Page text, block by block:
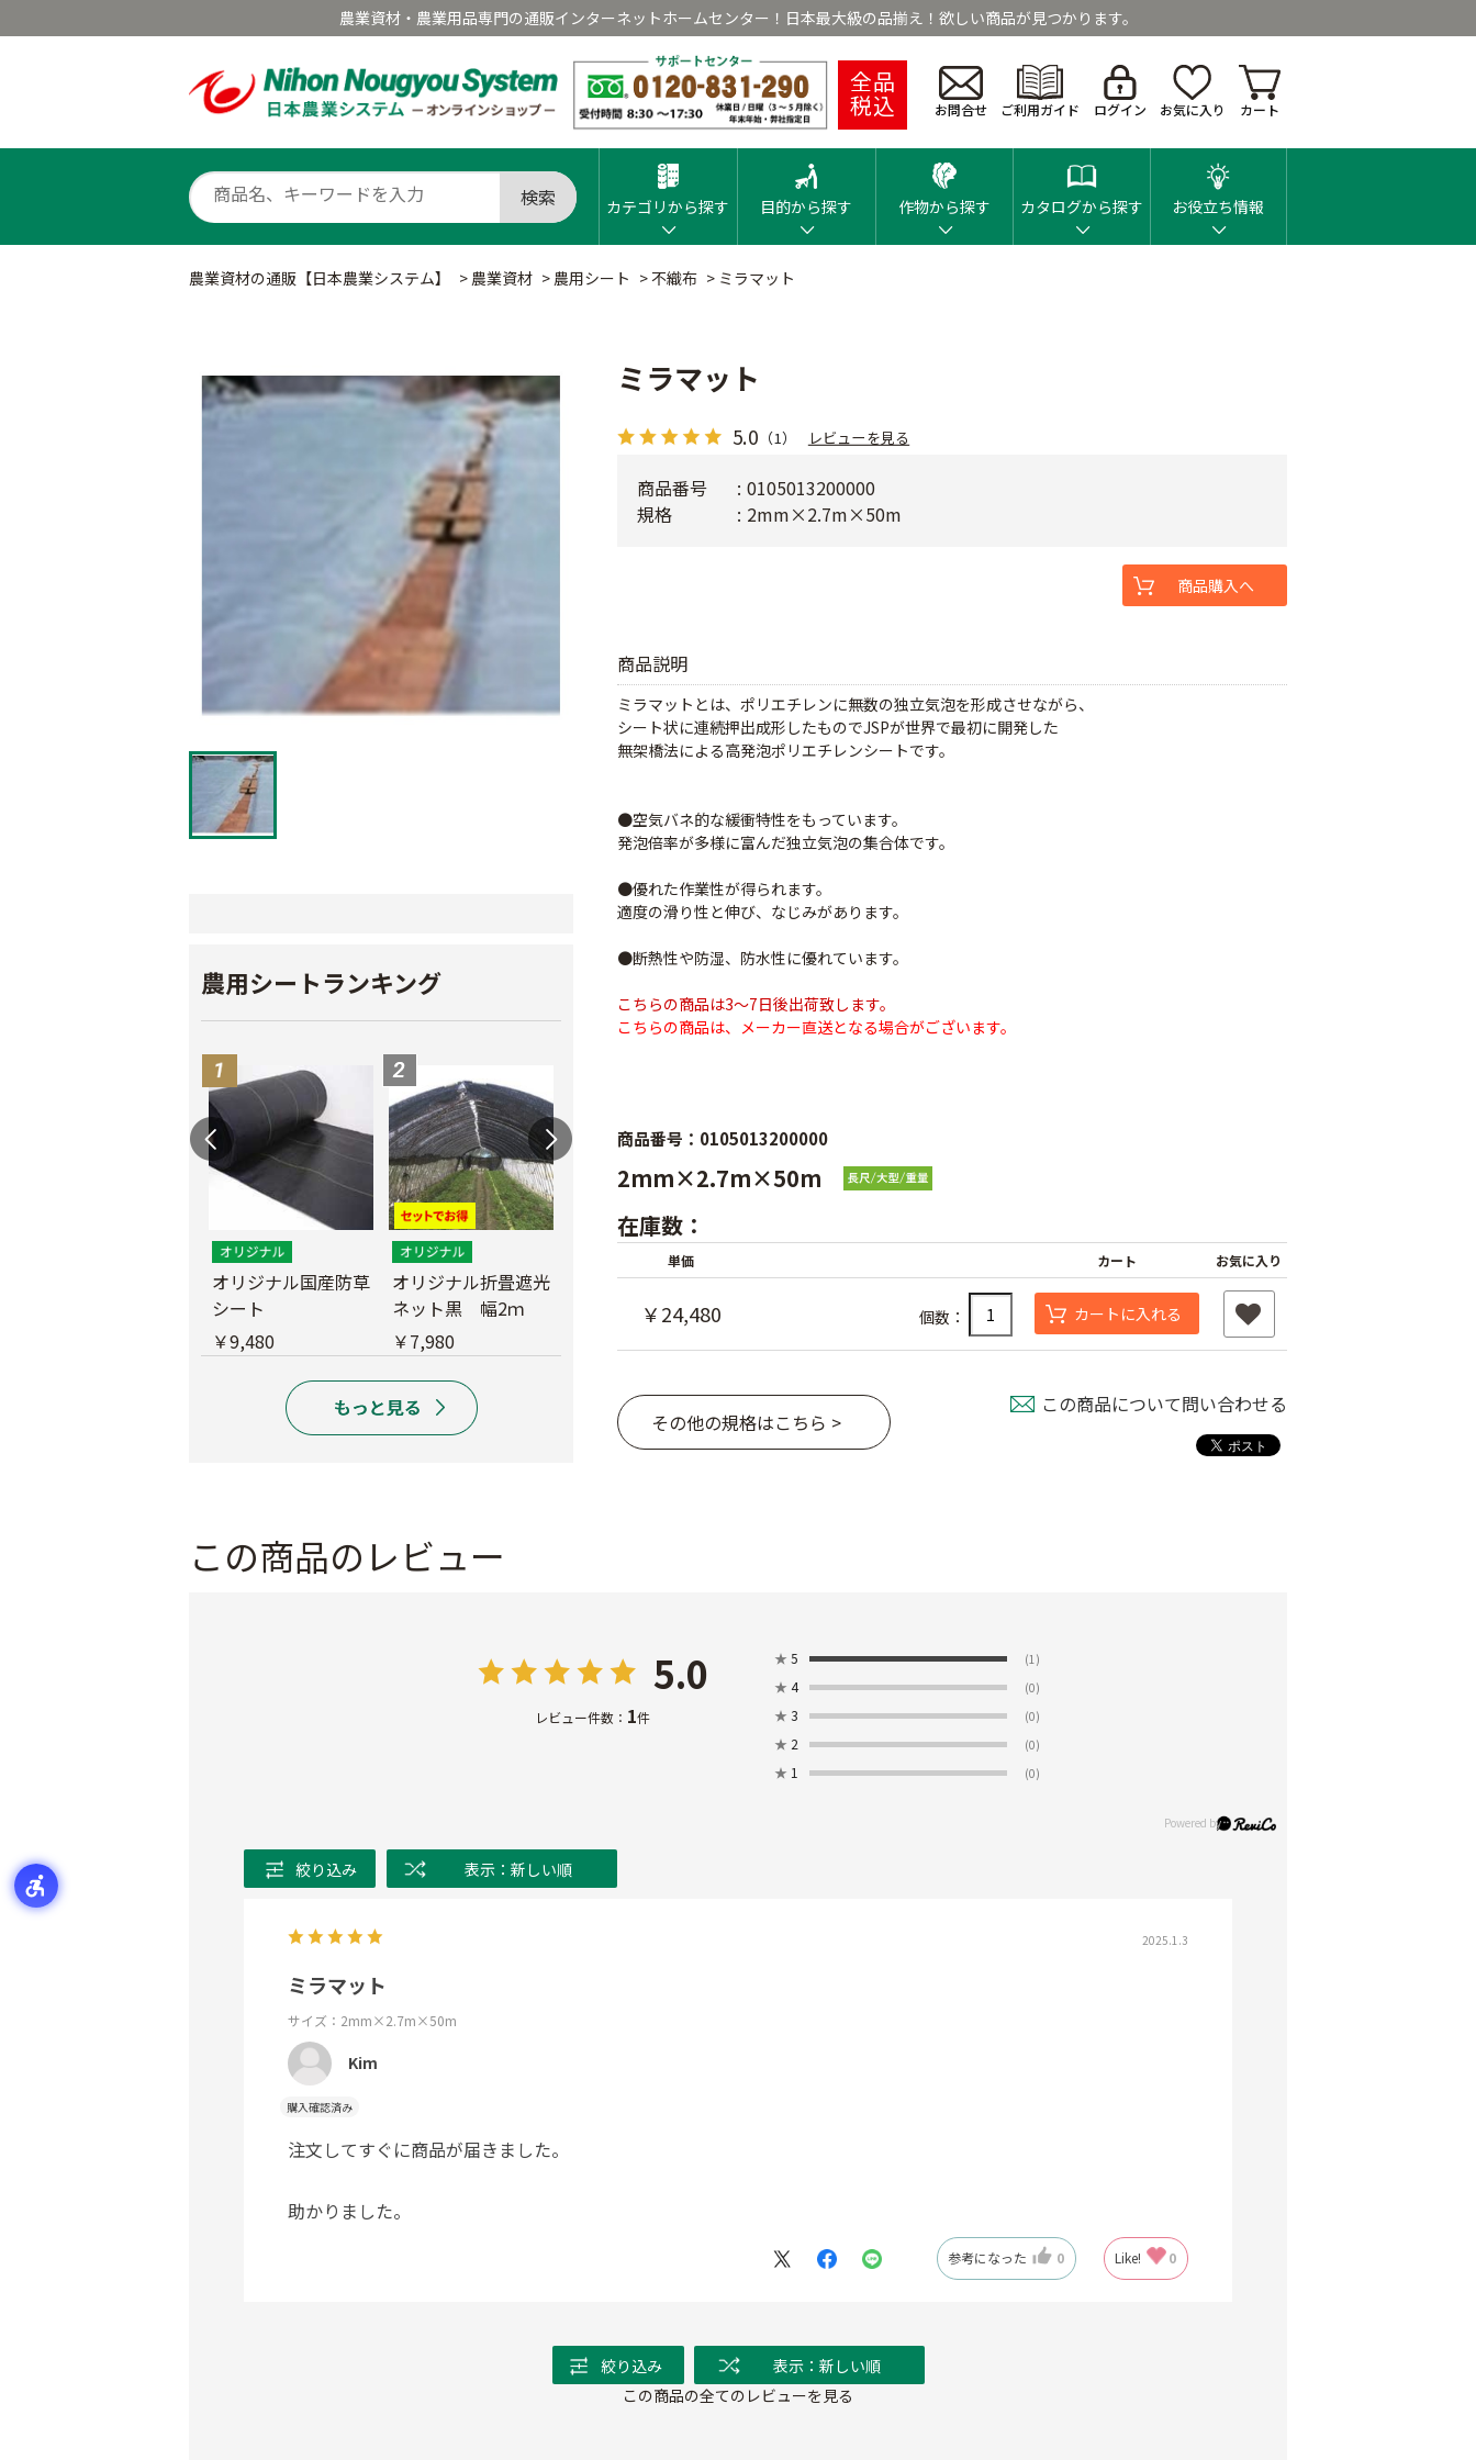
農業資材・農業用品専門の通販インターネットホームセンター！日本最大級の品揃え！欲しい商品が見つかります。
全品
税込 お問合せ ご利用ガイド ログイン お気に入り カート
検索 カテゴリから探す 目的から探す 作物から探す カタログから探す お役立ち情報
農業資材の通販【日本農業システム】 > 農業資材 > 農用シート >不織布 > ミラマット
農用シートランキング
オリジナル国産防草
シート
￥9,480
オリジナル折畳遮光
ネット黒 幅2ｍ
￥7,980
￥3,480
オリジナル折畳遮光
べたがけ一発 200m
￥6,680
遮光ネットチタンホ
ワイト 幅6m
￥39,800
ミラマット
5.0 （1） レビューを見る
商品説明
ミラマットとは、ポリエチレンに無数の独立気泡を形成させながら、
シート状に連続押出成形したものでJSPが世界で最初に開発した
無架橋法による高発泡ポリエチレンシートです。
●空気バネ的な緩衝特性をもっています。
発泡倍率が多様に富んだ独立気泡の集合体です。
●優れた作業性が得られます。
適度の滑り性と伸び、なじみがあります。
●断熱性や防湿、防水性に優れています。
こちらの商品は3～7日後出荷致します。
こちらの商品は、メーカー直送となる場合がございます。
商品番号
0105013200000
規格
2mm×2.7m×50m
商品購入へ
商品番号：0105013200000
2mm×2.7m×50m
在庫数：
単価 カート お気に入り
￥24,480 個数： カートに入れる
その他の規格はこちら >
この商品について問い合わせる
この商品のレビュー
5.0
レビュー件数： 1件
★ 5 (1)
★ 4 (0)
★ 3 (0)
★ 2 (0)
★ 1 (0)
絞り込み 表示：新しい順
2025.1.3
ミラマット
サイズ：2mm×2.7m×50m
Kim
購入確認済み
注文してすぐに商品が届きました。
助かりました。
参考になった 0 Like! 0
絞り込み
表示：新しい順
この商品の全てのレビューを見る